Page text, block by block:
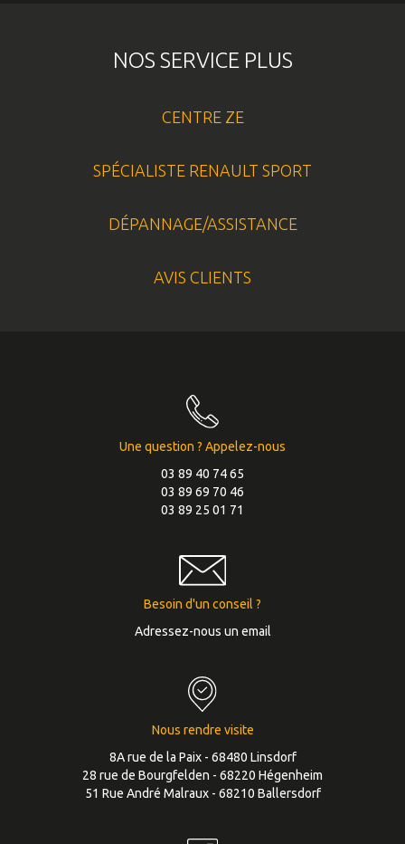
NOS SERVICE PLUS
CENTRE ZE
SPÉCIALISTE RENAULT SPORT
DÉPANNAGE/ASSISTANCE
AVIS CLIENTS
Une question ? Appelez-nous
03 89 40 74 65
03 89 69 70 46
03 89 25 01 71
Besoin d'un conseil ?
Adressez-nous un email
Nous rendre visite
8A rue de la Paix - 68480 Linsdorf
28 rue de Bourgfelden - 68220 Hégenheim
51 Rue André Malraux - 68210 Ballersdorf